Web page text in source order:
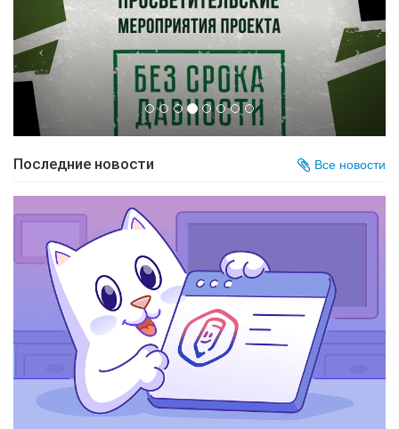
Последние новости Все новости